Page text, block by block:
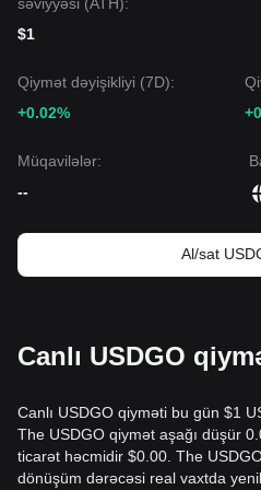
Əgər USDGO öz yararlılığını
baxmayaraq ki, qiymət hədəfi
“lövbərlənmiş” qalır. Əksinə,
$0.9800
səviyyəsinin testinə
Analitiklərin konsensusu belədir
üzərində qaldığı müddətdə
$1
Qiymət dəyişikliyi (7D):
+0.02%
Müqavilələr:
--
Al/sat
Canlı USDGO
Canlı USDGO qiyməti bu gün $1
The USDGO qiymət aşağı düşür
ticarət həcmidir $0.00. The
dönüşüm dərəcəsi real vaxtda